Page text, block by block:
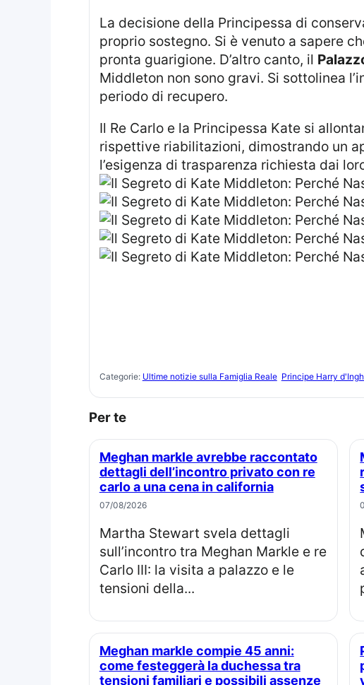
La decisione della Principessa di
proprio sostegno. Si è venuto a sapere
pronta guarigione. D’altro canto, il
Middleton non sono gravi. Si sottolinea
periodo di recupero.
Il Re Carlo e la Principessa Kate si allontaneranno temporaneamente dagli impegni pubblici per concentrarsi sulle loro
rispettive riabilitazioni, dimostrando un
l’esigenza di trasparenza richiesta dai
Categorie: Ultime notizie sulla Famiglia Reale Principe Harry
Per te
Meghan markle avrebbe raccontato
dettagli dell’incontro privato con re
carlo a una cena in california
07/08/2026
Martha Stewart svela dettagli
sull’incontro tra Meghan Markle e re
Carlo III: la visita a palazzo e le
tensioni della...
Meghan markle compie 45 anni:
come festeggerà la duchessa tra
tensioni familiari e possibili assenze
Prince